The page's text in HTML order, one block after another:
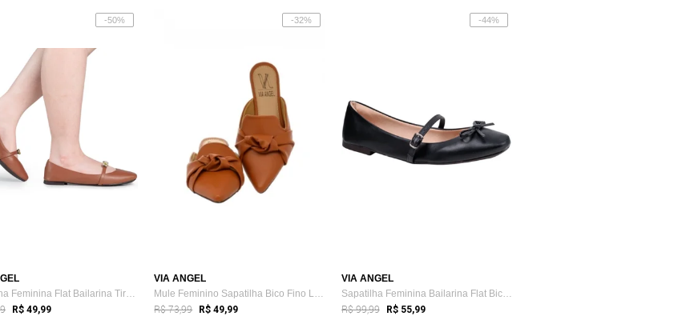
-50%
Sapatilha Feminina Flat Bailarina Tira c...
R$ 49,99
-32%
VIA ANGEL
Mule Feminino Sapatilha Bico Fino Laço N...
R$ 73,99 R$ 49,99
-44%
VIA ANGEL
Sapatilha Feminina Bailarina Flat Bico Q...
R$ 99,99 R$ 55,99